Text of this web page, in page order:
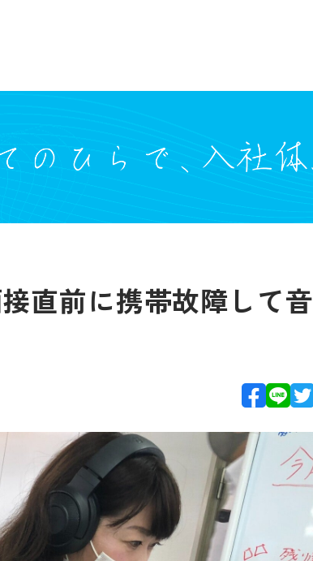
直前に携帯故障して音